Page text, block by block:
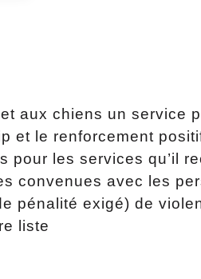
aux chiens un
et le renforcement
pour les services qu’il
convenues avec les
pénalité exigé) de
liste